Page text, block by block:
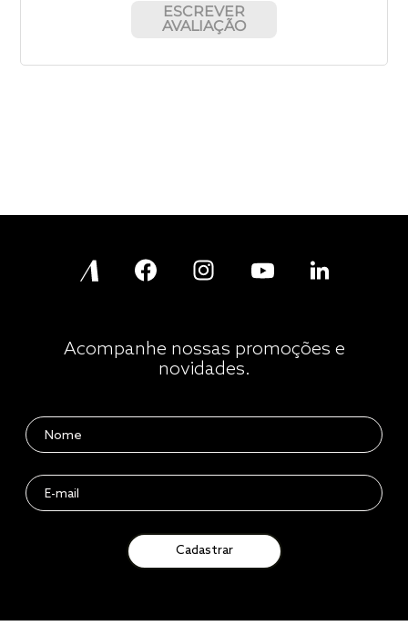
ESCREVER
AVALIAÇÃO
Acompanhe nossas promoções e
novidades.
Cadastrar